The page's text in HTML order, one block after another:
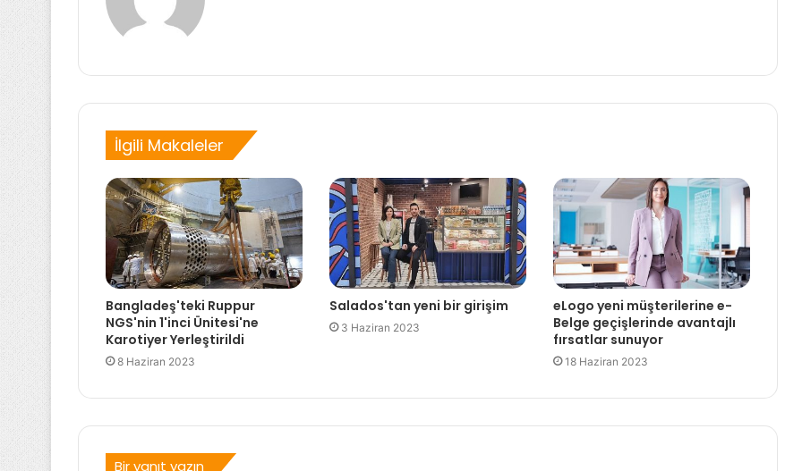
İlgili Makaleler
Bangladeş'teki Ruppur
NGS'nin 1'inci Ünitesi'ne
Karotiyer Yerleştirildi
8 Haziran 2023
Salados'tan yeni bir girişim
3 Haziran 2023
eLogo yeni müşterilerine e-
Belge geçişlerinde avantajlı
fırsatlar sunuyor
18 Haziran 2023
Bir yanıt yazın